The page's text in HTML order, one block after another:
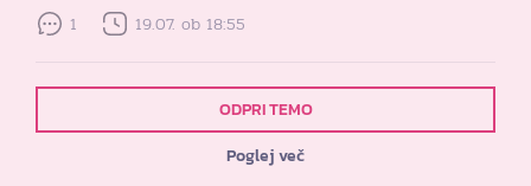
1 19.07. ob 18:55
ODPRI TEMO
Poglej več